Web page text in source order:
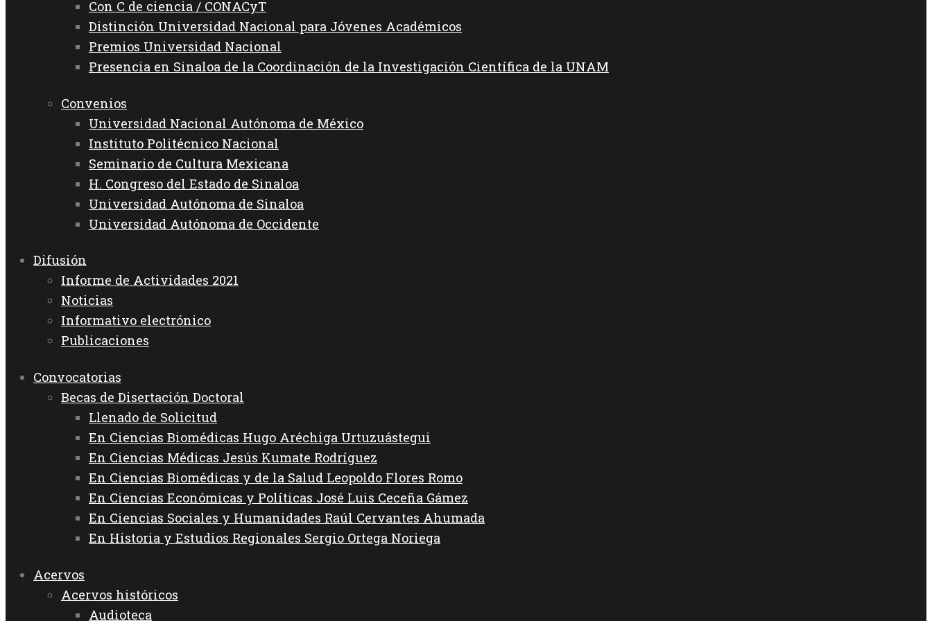
Con C de ciencia / CONACyT
Distinción Universidad Nacional para Jóvenes Académicos
Premios Universidad Nacional
Presencia en Sinaloa de la Coordinación de la Investigación Científica de la UNAM
Convenios
Universidad Nacional Autónoma de México
Instituto Politécnico Nacional
Seminario de Cultura Mexicana
H. Congreso del Estado de Sinaloa
Universidad Autónoma de Sinaloa
Universidad Autónoma de Occidente
Difusión
Informe de Actividades 2021
Noticias
Informativo electrónico
Publicaciones
Convocatorias
Becas de Disertación Doctoral
Llenado de Solicitud
En Ciencias Biomédicas Hugo Aréchiga Urtuzuástegui
En Ciencias Médicas Jesús Kumate Rodríguez
En Ciencias Biomédicas y de la Salud Leopoldo Flores Romo
En Ciencias Económicas y Políticas José Luis Ceceña Gámez
En Ciencias Sociales y Humanidades Raúl Cervantes Ahumada
En Historia y Estudios Regionales Sergio Ortega Noriega
Acervos
Acervos históricos
Audioteca